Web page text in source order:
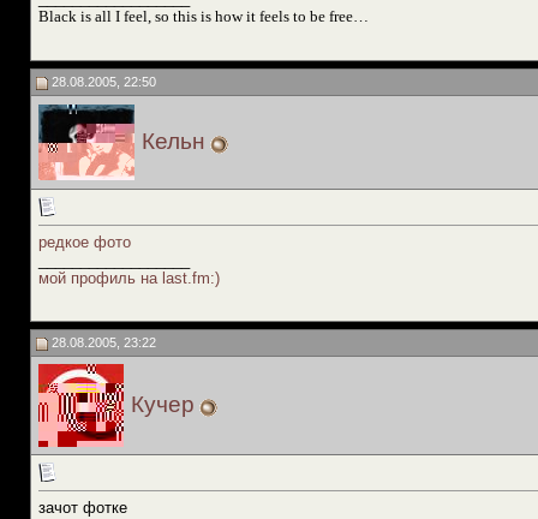
Black is all I feel, so this is how it feels to be free…
28.08.2005, 22:50
Кельн
редкое фото
мой профиль на last.fm:)
28.08.2005, 23:22
Кучер
зачот фотке